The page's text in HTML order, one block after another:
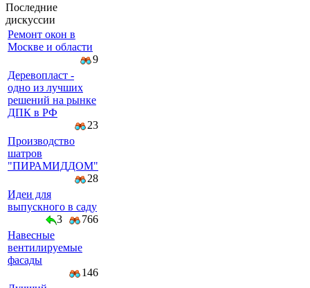
Последние
дискуссии
Ремонт окон в
Москве и области
9
Деревопласт -
одно из лучших
решений на рынке
ДПК в РФ
23
Производство
шатров
"ПИРАМИДДОМ"
28
Идеи для
выпускного в саду
3
766
Навесные
вентилируемые
фасады
146